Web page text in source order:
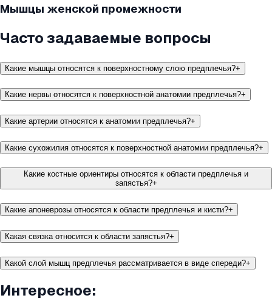
Мышцы женской промежности
Часто задаваемые вопросы
Какие мышцы относятся к поверхностному слою предплечья?+
Какие нервы относятся к поверхностной анатомии предплечья?+
Какие артерии относятся к анатомии предплечья?+
Какие сухожилия относятся к поверхностной анатомии предплечья?+
Какие костные ориентиры относятся к области предплечья и
запястья?+
Какие апоневрозы относятся к области предплечья и кисти?+
Какая связка относится к области запястья?+
Какой слой мышц предплечья рассматривается в виде спереди?+
Интересное: